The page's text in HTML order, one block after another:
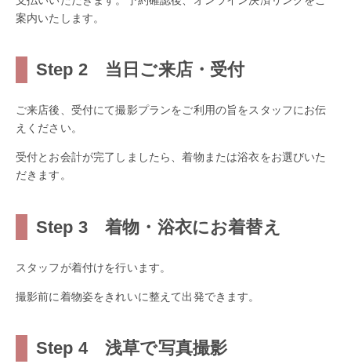
案内いたします。
Step 2 当日ご来店・受付
ご来店後、受付にて撮影プランをご利用の旨をスタッフにお伝
えください。
受付とお会計が完了しましたら、着物または浴衣をお選びいた
だきます。
Step 3 着物・浴衣にお着替え
スタッフが着付けを行います。
撮影前に着物姿をきれいに整えて出発できます。
Step 4 浅草で写真撮影